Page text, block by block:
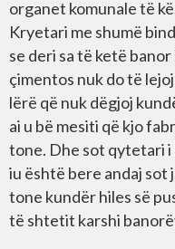
organet komunale të
Kryetari me shumë
se deri sa të ketë
çimentos nuk do të
lërë që nuk dëgjoj
ai u bë mesiti që kjo
tone. Dhe sot qytetari i
iu është bere andaj sot
tone kundër hiles së
të shtetit karshi